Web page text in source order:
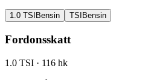
1.0 TSI Bensin TSI Bensin
Fordonsskatt
1.0 TSI · 116 hk